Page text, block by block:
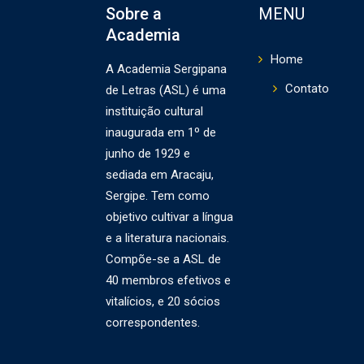
Sobre a
Academia
A Academia Sergipana
de Letras (ASL) é uma
instituição cultural
inaugurada em 1º de
junho de 1929 e
sediada em Aracaju,
Sergipe. Tem como
objetivo cultivar a língua
e a literatura nacionais.
Compõe-se a ASL de
40 membros efetivos e
vitalícios, e 20 sócios
correspondentes.
MENU
Home
Contato